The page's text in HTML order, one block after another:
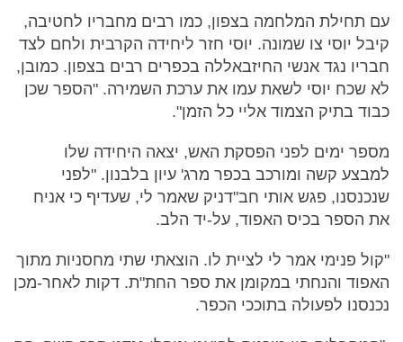
עם תחילת המלחמה בצפון, כמו רבים מחבריו לחטיבה,
קיבל יוסי צו שמונה. יוסי חזר ליחידה הקרבית ולחם לצד
חבריו נגד אנשי החיזבאללה בכפרים רבים בצפון. כמובן,
לא שכח יוסי לשאת עמו את ערכת השמירה. "הספר שכן
כבוד בתיק הצמוד אליי כל הזמן".
מספר ימים לפני הפסקת האש, יצאה היחידה שלו
למבצע קשה ומורכב בכפר מרג' עיון בלבנון. "לפני
שנכנסנו, פגש אותי חב"דניק שאמר לי, שעדיף כי אניח
את הספר בכיס האפוד, על-יד הלב.
"קול פנימי אמר לי לציית לו. הוצאתי שתי מחסניות מתוך
האפוד והנחתי במקומן את ספר החת"ת. דקות לאחר-מכן
נכנסנו לפעולה בתוככי הכפר.